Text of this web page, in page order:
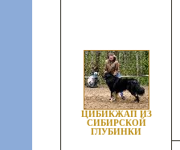
ЦИБИКЖАП ИЗ
СИБИРСКОЙ
ГЛУБИНКИ